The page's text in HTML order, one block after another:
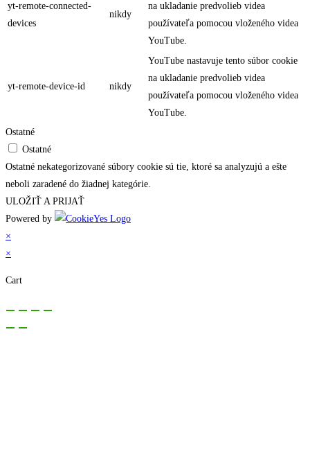
yt-remote-connected-
devices
nikdy
na ukladanie predvolieb videa
používateľa pomocou vloženého videa
YouTube.
yt-remote-device-id nikdy
YouTube nastavuje tento súbor cookie
na ukladanie predvolieb videa
používateľa pomocou vloženého videa
YouTube.
Ostatné
Ostatné
Ostatné nekategorizované súbory cookie sú tie, ktoré sa analyzujú a ešte
neboli zaradené do žiadnej kategórie.
ULOŽIŤ A PRIJAŤ
Powered by
×
×
Cart